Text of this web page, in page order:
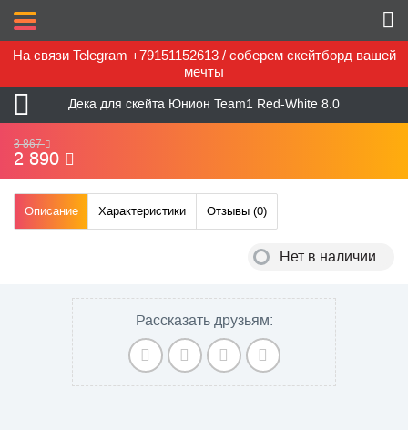
На связи Telegram +79151152613 / соберем скейтборд вашей
мечты
Дека для скейта Юнион Team1 Red-White 8.0
3 867
2 890
Описание Характеристики Отзывы (0)
Нет в наличии
Рассказать друзьям: